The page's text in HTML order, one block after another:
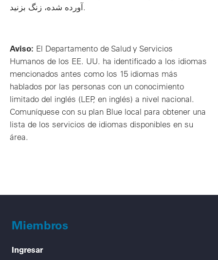
آورده شده، زنگ بزنید.
Aviso: El Departamento de Salud y Servicios
Humanos de los EE. UU. ha identificado a los idiomas
mencionados antes como los 15 idiomas más
hablados por las personas con un conocimiento
limitado del inglés (LEP, en inglés) a nivel nacional.
Comuníquese con su plan Blue local para obtener una
lista de los servicios de idiomas disponibles en su
área.
Miembros
Ingresar